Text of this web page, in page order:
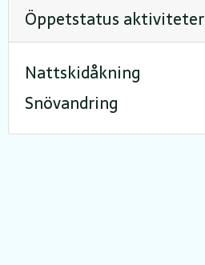
Öppetstatus aktiviteter
Nattskidåkning
Snövandring